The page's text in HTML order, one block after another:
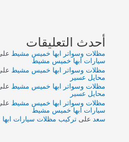
أحدث التعليقات
مظلات وسواتر ابها خميس مشيط
سيارات ابها خميس مشيط
مظلات وسواتر ابها خميس مشيط
محايل عسير
مظلات وسواتر ابها خميس مشيط
محايل عسير
مظلات وسواتر ابها خميس مشيط
سيارات ابها خميس مشيط
سعد علىتركيب مظلات سيارات